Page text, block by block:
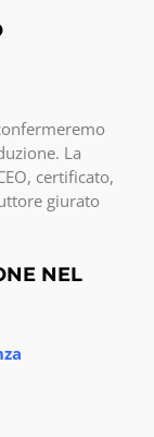
La
certificato,
giurato
NEL